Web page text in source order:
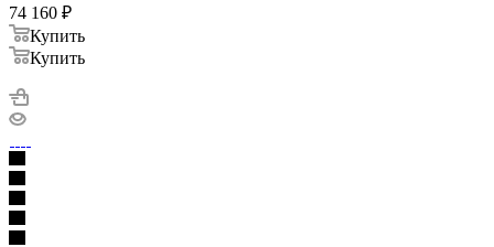
74 160 ₽
Купить
Купить